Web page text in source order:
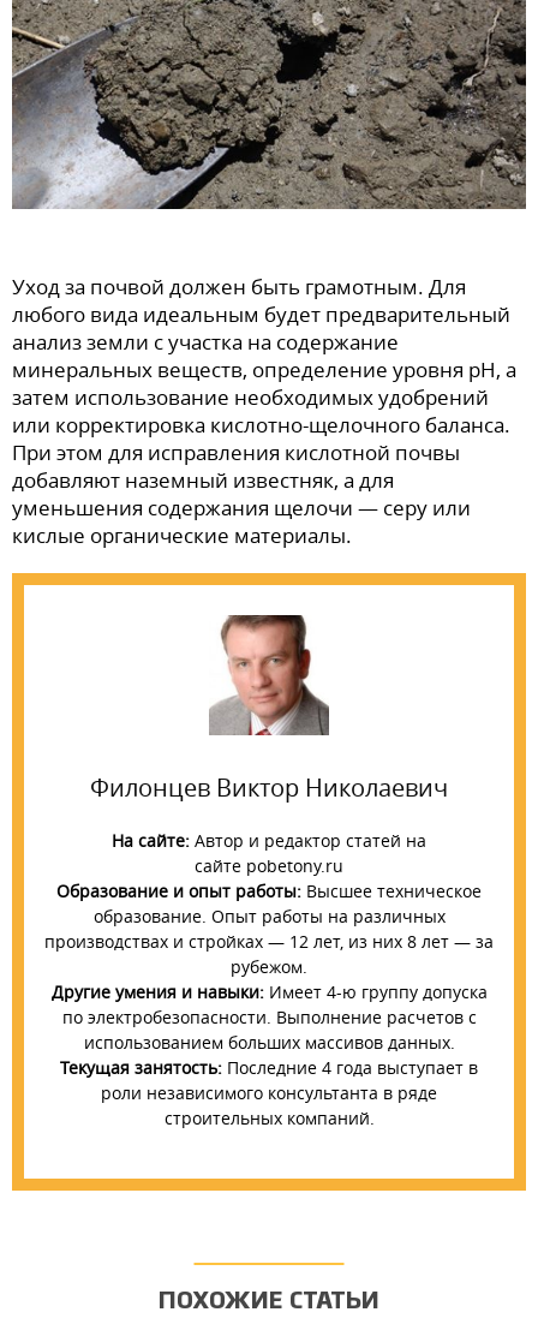
Уход за почвой должен быть грамотным. Для
любого вида идеальным будет предварительный
анализ земли с участка на содержание
минеральных веществ, определение уровня pH, а
затем использование необходимых удобрений
или корректировка кислотно-щелочного баланса.
При этом для исправления кислотной почвы
добавляют наземный известняк, а для
уменьшения содержания щелочи — серу или
кислые органические материалы.
Филонцев Виктор Николаевич
На сайте: Автор и редактор статей на
сайте pobetony.ru
Образование и опыт работы: Высшее техническое
образование. Опыт работы на различных
производствах и стройках — 12 лет, из них 8 лет — за
рубежом.
Другие умения и навыки:Имеет 4-ю группу допуска
по электробезопасности. Выполнение расчетов с
использованием больших массивов данных.
Текущая занятость: Последние 4 года выступает в
роли независимого консультанта в ряде
строительных компаний.
ПОХОЖИЕ СТАТЬИ